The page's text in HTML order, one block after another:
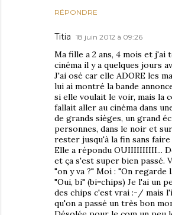
RÉPONDRE
Titia 18 juin 2012 à 09:26
Ma fille a 2 ans, 4 mois et j'ai
cinéma il y a quelques jours
J'ai osé car elle ADORE les
lui ai montré la bande
si elle voulait le voir, mais la
fallait aller au cinéma dans
de grands sièges, un grand
personnes, dans le noir et
rester jusqu'à la fin sans
Elle a répondu OUIIIIIIIIII...
et ça s'est super bien passé.
"on y va ?" Moi : "On regarde
"Oui, bi" (bi=chips) Je l'ai un
des chips c'est vrai :-/ mais
qu'on a passé un très bon